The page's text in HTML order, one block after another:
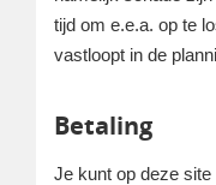
tijd om e.e.a. op te
vastloopt in de
Betaling
Je kunt op deze